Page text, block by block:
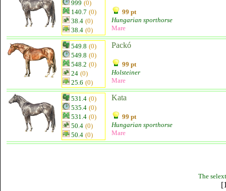
999 (0)
140.7 (0)
38.4 (0)
38.4 (0)
99 pt
Hungarian sporthorse
Mare
549.8 (0)
549.8 (0)
548.2 (0)
24 (0)
25.6 (0)
Packó
99 pt
Holsteiner
Mare
531.4 (0)
535.4 (0)
531.4 (0)
50.4 (0)
50.4 (0)
Kata
99 pt
Hungarian sporthorse
Mare
The